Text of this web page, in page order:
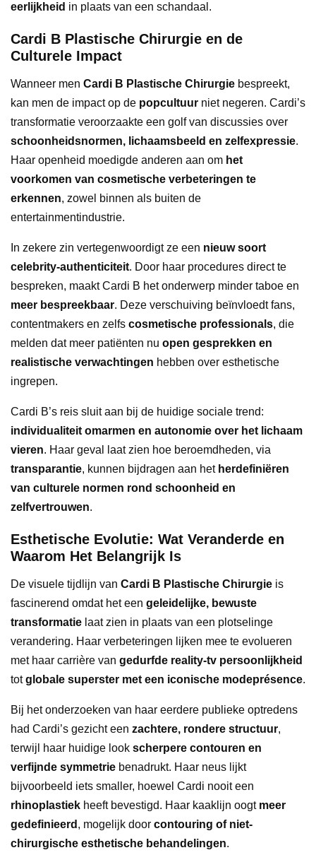
eerlijkheid in plaats van een schandaal.
Cardi B Plastische Chirurgie en de
Culturele Impact
Wanneer men Cardi B Plastische Chirurgie bespreekt,
kan men de impact op de popcultuur niet negeren. Cardi’s
transformatie veroorzaakte een golf van discussies over
schoonheidsnormen, lichaamsbeeld en zelfexpressie.
Haar openheid moedigde anderen aan om het
voorkomen van cosmetische verbeteringen te
erkennen, zowel binnen als buiten de
entertainmentindustrie.
In zekere zin vertegenwoordigt ze een nieuw soort
celebrity-authenticiteit. Door haar procedures direct te
bespreken, maakt Cardi B het onderwerp minder taboe en
meer bespreekbaar. Deze verschuiving beïnvloedt fans,
contentmakers en zelfs cosmetische professionals, die
melden dat meer patiënten nu open gesprekken en
realistische verwachtingen hebben over esthetische
ingrepen.
Cardi B’s reis sluit aan bij de huidige sociale trend:
individualiteit omarmen en autonomie over het lichaam
vieren. Haar geval laat zien hoe beroemdheden, via
transparantie, kunnen bijdragen aan het herdefiniëren
van culturele normen rond schoonheid en
zelfvertrouwen.
Esthetische Evolutie: Wat Veranderde en
Waarom Het Belangrijk Is
De visuele tijdlijn van Cardi B Plastische Chirurgie is
fascinerend omdat het een geleidelijke, bewuste
transformatie laat zien in plaats van een plotselinge
verandering. Haar verbeteringen lijken mee te evolueren
met haar carrière van gedurfde reality-tv persoonlijkheid
totglobale superster met een iconische modeprésence.
Bij het onderzoeken van haar eerdere publieke optredens
had Cardi’s gezicht een zachtere, rondere structuur,
terwijl haar huidige look scherpere contouren en
verfijnde symmetrie benadrukt. Haar neus lijkt
bijvoorbeeld iets smaller, hoewel Cardi nooit een
rhinoplastiek heeft bevestigd. Haar kaaklijn oogt meer
gedefinieerd , mogelijk door contouring of niet-
chirurgische esthetische behandelingen.